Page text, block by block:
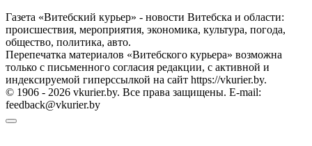
Газета «Витебский курьер» - новости Витебска и области:
происшествия, мероприятия, экономика, культура, погода,
общество, политика, авто.
Перепечатка материалов «Витебского курьера» возможна
только с письменного согласия редакции, с активной и
индексируемой гиперссылкой на сайт https://vkurier.by.
© 1906 - 2026 vkurier.by. Все права защищены. E-mail:
feedback@vkurier.by